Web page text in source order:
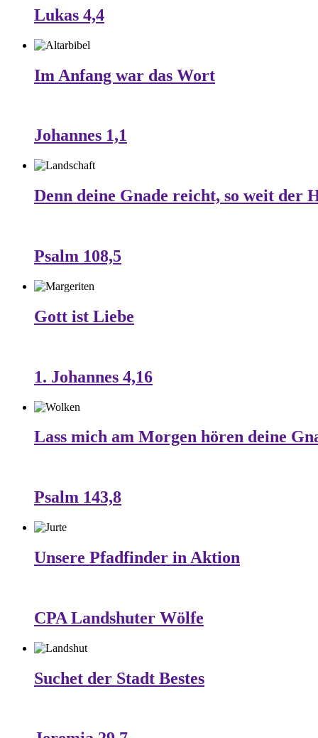
Lukas 4,4
Im Anfang war das Wort
Johannes 1,1
Denn deine Gnade reicht, so weit der
Psalm 108,5
Gott ist Liebe
1. Johannes 4,16
Lass mich am Morgen hören deine
Psalm 143,8
Unsere Pfadfinder in Aktion
CPA Landshuter Wölfe
Suchet der Stadt Bestes